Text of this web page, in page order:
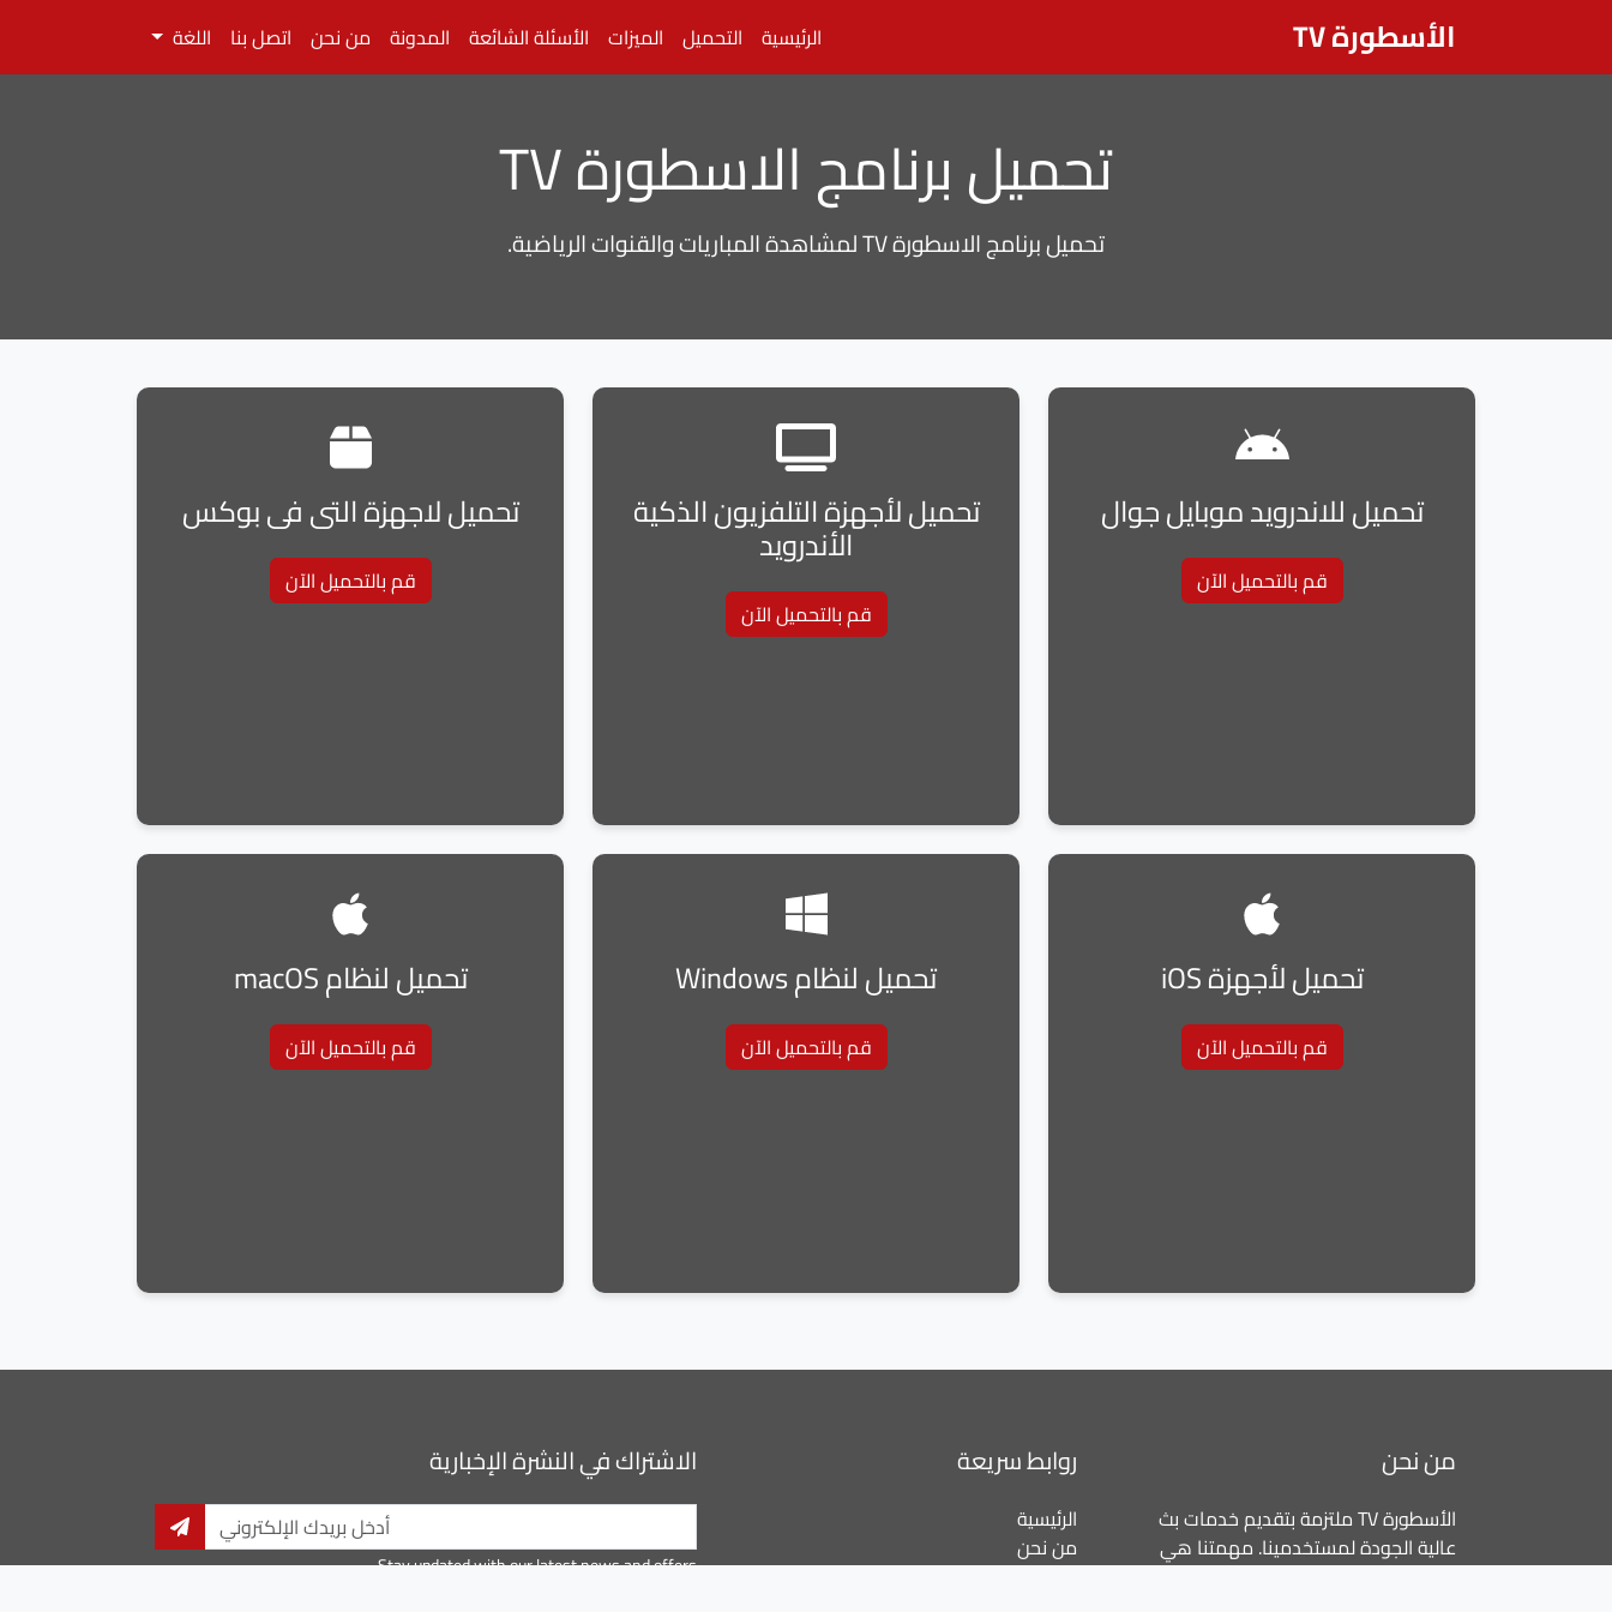
الأسطورة TV الرئيسية التحميل الميزات الأسئلة الشائعة المدونة من نحن اتصل بنا اللغة
تحميل برنامج الاسطورة TV
تحميل برنامج الاسطورة TV لمشاهدة المباريات والقنوات الرياضية.
تحميل للاندرويد موبايل جوال
قم بالتحميل الآن
تحميل لأجهزة التلفزيون الذكية
الأندرويد
قم بالتحميل الآن
تحميل لاجهزة التى فى بوكس
قم بالتحميل الآن
تحميل لأجهزة iOS
قم بالتحميل الآن
تحميل لنظام Windows
قم بالتحميل الآن
تحميل لنظام macOS
قم بالتحميل الآن
من نحن
الأسطورة TV ملتزمة بتقديم خدمات بث
عالية الجودة لمستخدمينا. مهمتنا هي
توفير تجارب مشاهدة سلسة وممتعة
روابط سريعة
الرئيسية
من نحن
الميزات
الاشتراك في النشرة الإخبارية
Stay updated with our latest news and offers.